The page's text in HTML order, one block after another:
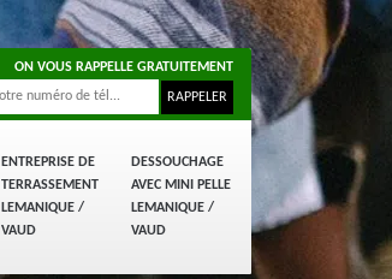
ENTREPRISE DE
TERRASSEMENT
LEMANIQUE /
VAUD
DESSOUCHAGE
AVEC MINI PELLE
LEMANIQUE /
VAUD
ON VOUS RAPPELLE GRATUITEMENT